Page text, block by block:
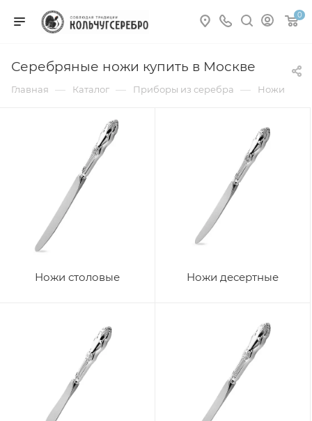
0
Серебряные ножи купить в Москве
Главная — Каталог — Приборы из серебра — Ножи
Ножи столовые Ножи десертные